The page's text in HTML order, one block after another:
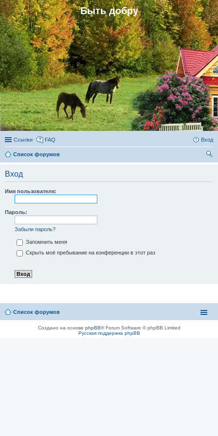
Быть добру
Ссылки FAQ Вход
Список форумов
Вход
Имя пользователя:
Пароль:
Забыли пароль?
Запомнить меня
Скрыть моё пребывание на конференции в этот раз
Список форумов
Создано на основе phpBB® Forum Software © phpBB Limited
Русская поддержка phpBB